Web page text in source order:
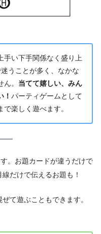
手い下手関係なく盛り上
うことが多く、なかな
。 当てて嬉しい、みん
！パーティゲームとして
楽しく遊べます。
。お題カードが違うだけで
だけで伝えるお題も！
て遊ぶこともできます。